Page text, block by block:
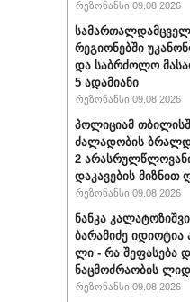
რეზონანსი 09.08.2026
რეგიონებში
და საბრძოლო
5 ადამიანი
რეზონანსი 09.08.2026
პოლიციამ
ძალადობის
2
დაკავების მიზნით
რეზონანსი 09.08.2026
ნანკა
ბარამიძე იდიოტია
ლი - რა შეფასება
ნაცმოძრაობის
რეზონანსი 09.08.2026